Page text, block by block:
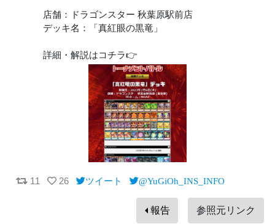
店舗：ドラゴンスター 秋葉原駅前店
デッキ名：「真紅眼の黒竜」
詳細・解説はコチラ👉
11 26 ツイート @YuGiOh_INS_INFO
報告 参照元リンク